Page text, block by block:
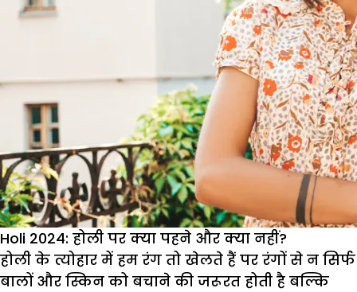
Holi 2024: होली पर क्या पहने और क्या नहीं?
होली के त्योहार में हम रंग तो खेलते हैं पर रंगों से न सिर्फ
बालों और स्किन को बचाने की जरूरत होती है बल्कि